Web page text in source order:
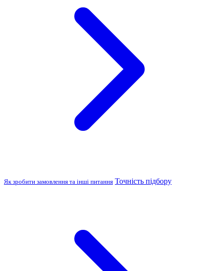
Як зробити замовлення та інші питання Точність підбору